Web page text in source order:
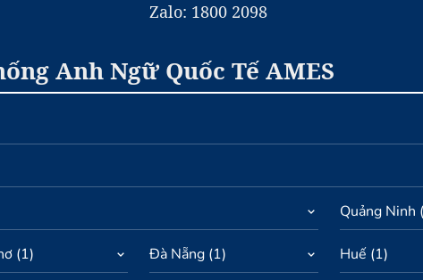
Zalo: 1800 2098
Anh Ngữ Quốc Tế AMES
Quảng Ninh (
(1) Đà Nẵng(1) Huế (1)